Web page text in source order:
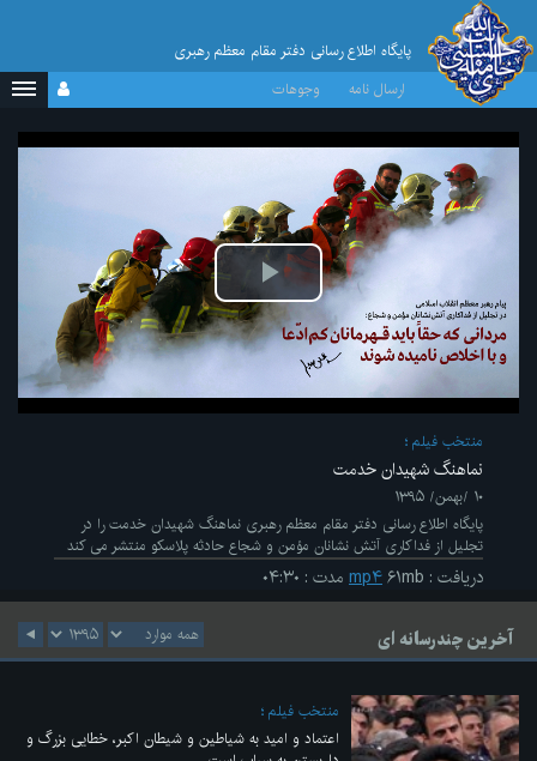
پایگاه اطلاع رسانی دفتر مقام معظم رهبری
ارسال نامه
وجوهات
پخش
ویدیو
منتخب فیلم
نماهنگ شهیدان خدمت
۱۰ /بهمن/ ۱۳۹۵
پایگاه اطلاع رسانی دفتر مقام معظم رهبری نماهنگ شهیدان خدمت را در
تجلیل از فداکاری آتش نشانان مؤمن و شجاع حادثه پلاسکو منتشر می کند
دریافت : mp۴۶۱mb مدت : ۰۴:۳۰
آخرین چندرسانه ای
منتخب فیلم
اعتماد و امید به شیاطین و شیطان اکبر، خطایی بزرگ و